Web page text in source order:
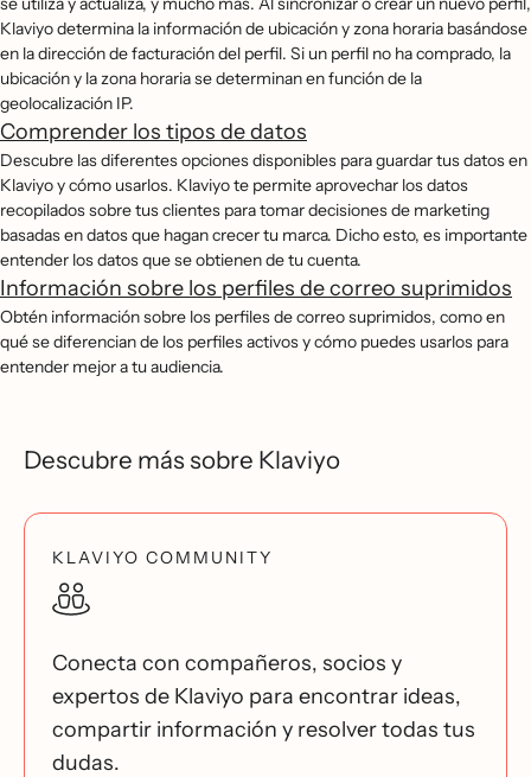
Klaviyo determina la información de ubicación y zona horaria basándose
en la dirección de facturación del perfil. Si un perfil no ha comprado, la
ubicación y la zona horaria se determinan en función de la
geolocalización IP.
Comprender los tipos de datos
Descubre las diferentes opciones disponibles para guardar tus datos en
Klaviyo y cómo usarlos. Klaviyo te permite aprovechar los datos
recopilados sobre tus clientes para tomar decisiones de marketing
basadas en datos que hagan crecer tu marca. Dicho esto, es importante
entender los datos que se obtienen de tu cuenta.
Información sobre los perfiles de correo suprimidos
Obtén información sobre los perfiles de correo suprimidos, como en
qué se diferencian de los perfiles activos y cómo puedes usarlos para
entender mejor a tu audiencia.
Descubre más sobre Klaviyo
KLAVIYO COMMUNITY
Conecta con compañeros, socios y
expertos de Klaviyo para encontrar ideas,
compartir información y resolver todas tus
dudas.